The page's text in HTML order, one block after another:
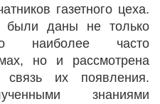
газетного цеха.
были даны не только
наиболее часто
но и рассмотрена
связь их появления.
знаниями